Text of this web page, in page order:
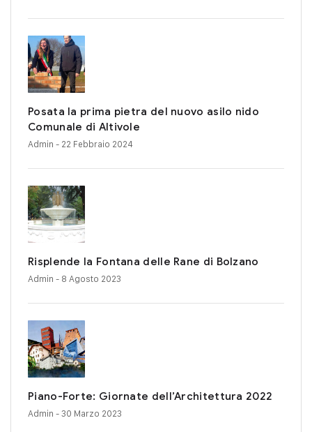
Posata la prima pietra del nuovo asilo nido
Comunale di Altivole
Admin - 22 Febbraio 2024
Risplende la Fontana delle Rane di Bolzano
Admin - 8 Agosto 2023
Piano-Forte: Giornate dell’Architettura 2022
Admin - 30 Marzo 2023